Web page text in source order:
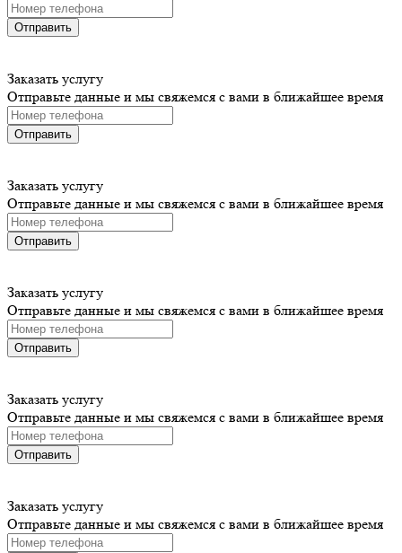
Отправить
Заказать услугу
Отправьте данные и мы свяжемся с вами в ближайшее время
Отправить
Заказать услугу
Отправьте данные и мы свяжемся с вами в ближайшее время
Отправить
Заказать услугу
Отправьте данные и мы свяжемся с вами в ближайшее время
Отправить
Заказать услугу
Отправьте данные и мы свяжемся с вами в ближайшее время
Отправить
Заказать услугу
Отправьте данные и мы свяжемся с вами в ближайшее время